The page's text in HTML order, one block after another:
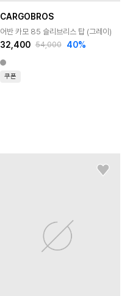
CARGOBROS
어반 카모 85 슬리브리스 탑 (그레이)
32,400 54,000 40%
쿠폰